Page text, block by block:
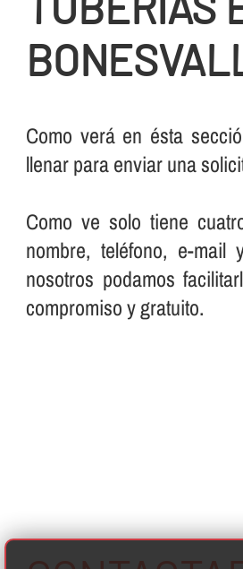
Como verá en ésta
llenar para enviar una
Como ve solo tiene
nombre, teléfono, e-
nosotros podamos
compromiso y gratuito.